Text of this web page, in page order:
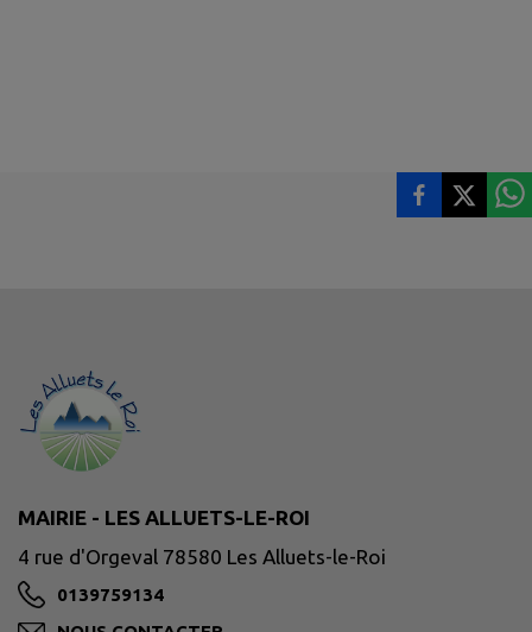
MAIRIE - LES ALLUETS-LE-ROI
4 rue d'Orgeval 78580 Les Alluets-le-Roi
0139759134